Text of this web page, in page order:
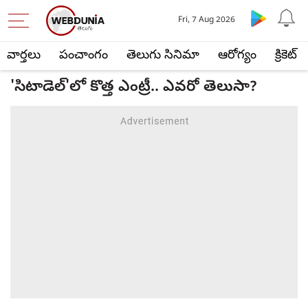
వార్తలు పంచాంగం తెలుగు సినిమా ఆరోగ్యం క్రికెట్
Fri, 7 Aug 2026
'సిటాడెల్'లో కొత్త ఎంట్రీ.. ఎవరో తెలుసా?